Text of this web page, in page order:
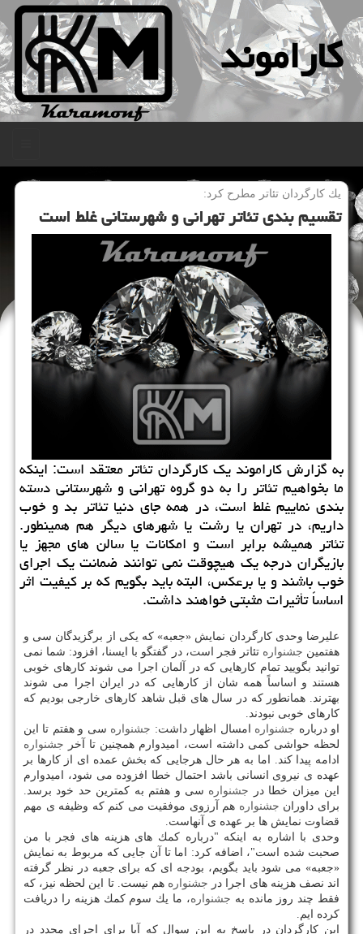
كاراموند
یك كارگردان تئاتر مطرح كرد:
تقسیم بندی تئاتر تهرانی و شهرستانی غلط است
به گزارش كاراموند یك كارگردان تئاتر معتقد است: اینكه
ما بخواهیم تئاتر را به دو گروه تهرانی و شهرستانی دسته
بندی نماییم غلط است، در همه جای دنیا تئاتر بد و خوب
داریم، در تهران یا رشت یا شهرهای دیگر هم همینطور.
تئاتر همیشه برابر است و امكانات یا سالن های مجهز یا
بازیگران درجه یك هیچوقت نمی توانند ضمانت یك اجرای
خوب باشند و یا برعكس، البته باید بگویم كه بر كیفیت اثر
اساساً تأثیرات مثبتی خواهند داشت.
علیرضا وحدی كارگردان نمایش «جعبه» كه یكی از برگزیدگان سی و
هفتمین جشنواره تئاتر فجر است، در گفتگو با ایسنا، افزود: شما نمی
توانید بگویید تمام كارهایی كه در آلمان اجرا می شوند كارهای خوبی
هستند و اساساً همه شان از كارهایی كه در ایران اجرا می شوند
بهترند. همانطور كه در سال های قبل شاهد كارهای خارجی بودیم كه
كارهای خوبی نبودند.
او درباره جشنواره امسال اظهار داشت: جشنواره سی و هفتم تا این
لحظه حواشی كمی داشته است، امیدوارم همچنین تا آخر جشنواره
ادامه پیدا كند. اما به هر حال هرجایی كه بخش عمده ای از كارها بر
عهده ی نیروی انسانی باشد احتمال خطا افزوده می شود، امیدوارم
این میزان خطا در جشنواره سی و هفتم به كمترین حد خود برسد.
برای داوران جشنواره هم آرزوی موفقیت می كنم كه وظیفه ی مهم
قضاوت نمایش ها بر عهده ی آنهاست.
وحدی با اشاره به اینكه "درباره كمك های هزینه های فجر با من
صحبت شده است"، اضافه كرد: اما تا آن جایی كه مربوط به نمایش
«جعبه» می شود باید بگویم، بودجه ای كه برای جعبه در نظر گرفته
اند نصف هزینه های اجرا در جشنواره هم نیست. تا این لحظه نیز، كه
فقط چند روز مانده به جشنواره، ما یك سوم كمك هزینه را دریافت
كرده ایم.
این كارگردان در پاسخ به این سوال كه آیا برای اجرای مجدد در